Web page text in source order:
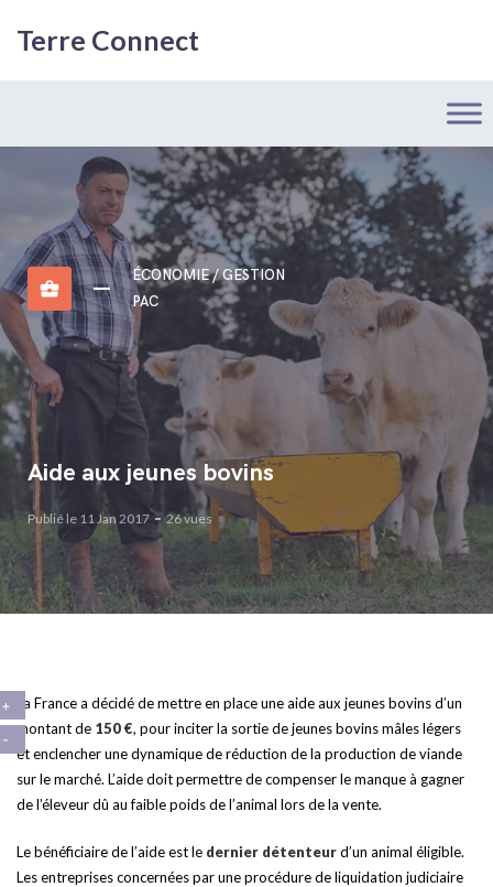
Terre Connect
business_center
ÉCONOMIE / GESTION
PAC
Aide aux jeunes bovins
Publié le 11 Jan 2017 26 vues
La France a décidé de mettre en place une aide aux jeunes bovins d’un
montant de 150 €, pour inciter la sortie de jeunes bovins mâles légers
et enclencher une dynamique de réduction de la production de viande
sur le marché. L’aide doit permettre de compenser le manque à gagner
de l’éleveur dû au faible poids de l’animal lors de la vente.
Le bénéficiaire de l’aide est le dernier détenteurd’un animal éligible.
Les entreprises concernées par une procédure de liquidation judiciaire